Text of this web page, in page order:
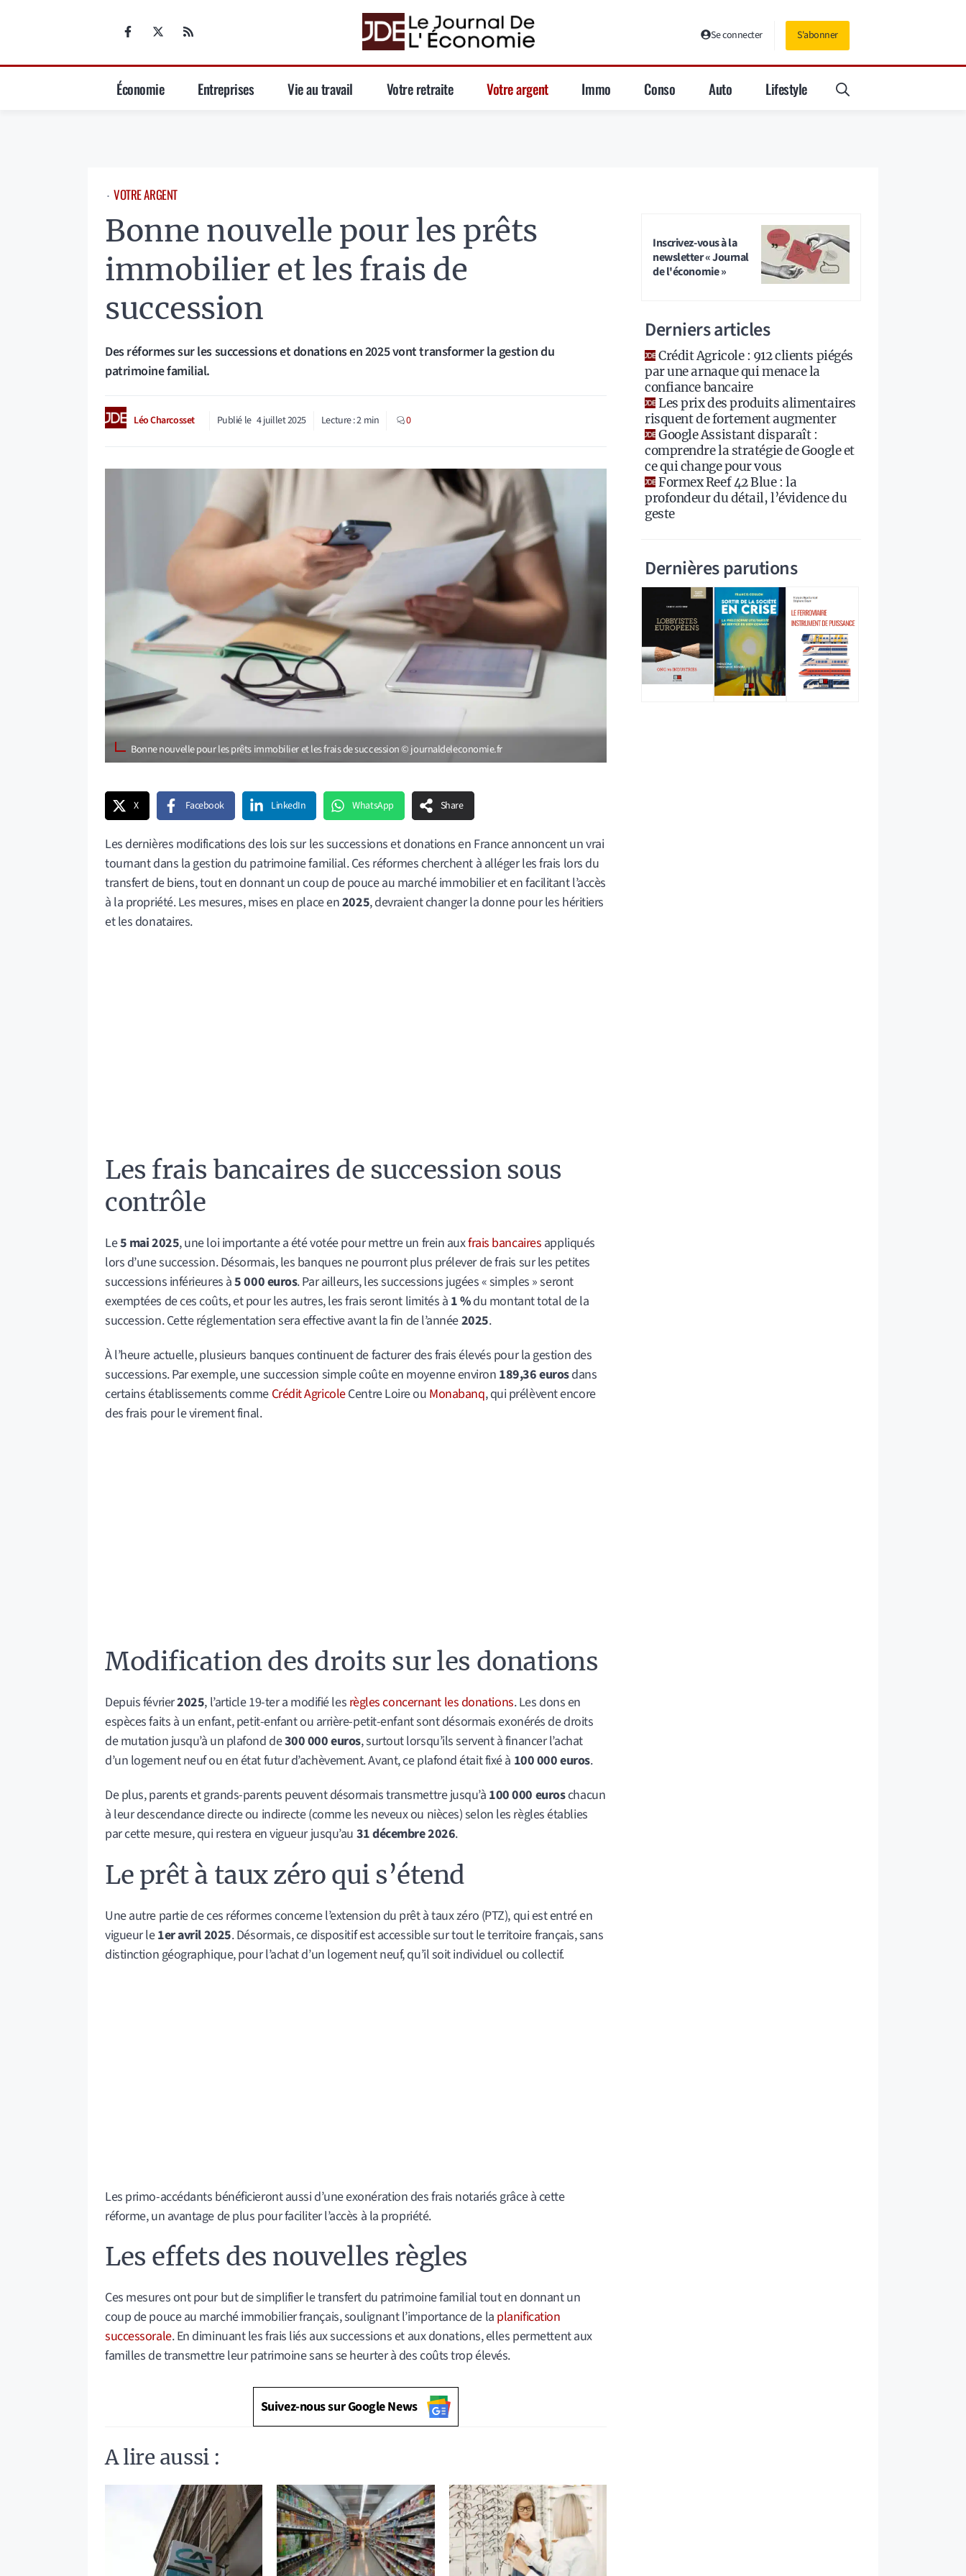
Se connecter S'abonner
Économie Entreprises Vie au travail Votre retraite Votre argent Immo Conso Auto Lifestyle
⋅ VOTRE ARGENT
Bonne nouvelle pour les prêts
immobilier et les frais de
succession
Des réformes sur les successions et donations en 2025 vont transformer la gestion du
patrimoine familial.
Léo Charcosset Publié le 4 juillet 2025 Lecture :2 min 0
Bonne nouvelle pour les prêts immobilier et les frais de succession © journaldeleconomie.fr
X Facebook LinkedIn WhatsApp Share
Les dernières modifications des lois sur les successions et donations en France annoncent un vrai
tournant dans la gestion du patrimoine familial. Ces réformes cherchent à alléger les frais lors du
transfert de biens, tout en donnant un coup de pouce au marché immobilier et en facilitant l’accès
à la propriété. Les mesures, mises en place en2025, devraient changer la donne pour les héritiers
et les donataires.
Les frais bancaires de succession sous
contrôle
Le5 mai 2025, une loi importante a été votée pour mettre un frein auxfrais bancaires appliqués
lors d’une succession. Désormais, les banques ne pourront plus prélever de frais sur les petites
successions inférieures à5 000 euros. Par ailleurs, les successions jugées « simples » seront
exemptées de ces coûts, et pour les autres, les frais seront limités à 1 %du montant total de la
succession. Cette réglementation sera effective avant la fin de l’année2025.
À l’heure actuelle, plusieurs banques continuent de facturer des frais élevés pour la gestion des
successions. Par exemple, une succession simple coûte en moyenne environ 189,36 eurosdans
certains établissements comme Crédit AgricoleCentre Loire ou Monabanq, qui prélèvent encore
des frais pour le virement final.
Modification des droits sur les donations
Depuis février2025, l’article 19-ter a modifié les règles concernant les donations. Les dons en
espèces faits à un enfant, petit-enfant ou arrière-petit-enfant sont désormais exonérés de droits
de mutation jusqu’à un plafond de300 000 euros, surtout lorsqu’ils servent à financer l’achat
d’un logement neuf ou en état futur d’achèvement. Avant, ce plafond était fixé à 100 000 euros.
De plus, parents et grands-parents peuvent désormais transmettre jusqu’à 100 000 euroschacun
à leur descendance directe ou indirecte (comme les neveux ou nièces) selon les règles établies
par cette mesure, qui restera en vigueur jusqu’au 31 décembre 2026.
Le prêt à taux zéro qui s’étend
Une autre partie de ces réformes concerne l’extension du prêt à taux zéro (PTZ), qui est entré en
vigueur le1er avril 2025. Désormais, ce dispositif est accessible sur tout le territoire français, sans
distinction géographique, pour l’achat d’un logement neuf, qu’il soit individuel ou collectif.
Les primo-accédants bénéficieront aussi d’une exonération des frais notariés grâce à cette
réforme, un avantage de plus pour faciliter l’accès à la propriété.
Les effets des nouvelles règles
Ces mesures ont pour but de simplifier le transfert du patrimoine familial tout en donnant un
coup de pouce au marché immobilier français, soulignant l’importance de la planification
successorale. En diminuant les frais liés aux successions et aux donations, elles permettent aux
familles de transmettre leur patrimoine sans se heurter à des coûts trop élevés.
Suivez-nous sur Google News
A lire aussi :
Inscrivez-vous à la
newsletter « Journal
de l'économie »
Derniers articles
Crédit Agricole : 912 clients piégés
par une arnaque qui menace la
confiance bancaire
Les prix des produits alimentaires
risquent de fortement augmenter
Google Assistant disparaît :
comprendre la stratégie de Google et
ce qui change pour vous
Formex Reef 42 Blue : la
profondeur du détail, l’évidence du
geste
Dernières parutions